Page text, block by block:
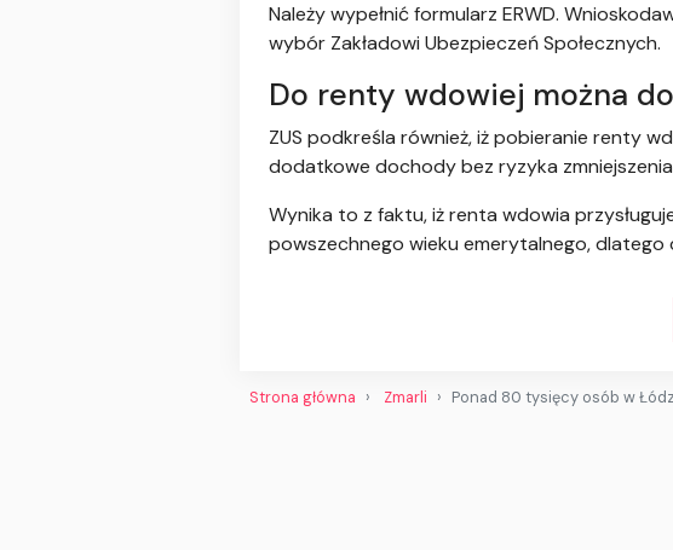
Należy wypełnić formularz ERWD.
wybór Zakładowi Ubezpieczeń Społecznych.
Do renty wdowiej można
ZUS podkreśla również, iż pobieranie renty
dodatkowe dochody bez ryzyka
Wynika to z faktu, iż renta wdowia
powszechnego wieku emerytalnego, dlatego
Strona główna Zmarli Ponad 80 tysięcy osób w